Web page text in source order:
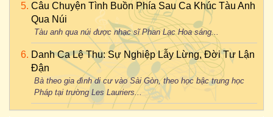
Câu Chuyện Tình Buồn Phía Sau Ca Khúc Tàu Anh
Qua Núi
Tàu anh qua núi được nhạc sĩ Phan Lạc Hoa sáng...
Danh Ca Lệ Thu: Sự Nghiệp Lẫy Lừng, Đời Tư Lận
Đận
Bà theo gia đình di cư vào Sài Gòn, theo học bậc trung học
Pháp tại trường Les Lauriers...